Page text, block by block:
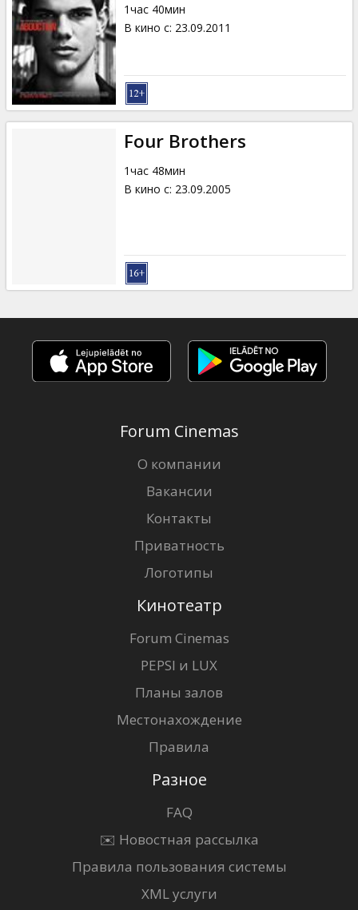
1час 40мин
В кино с: 23.09.2011
Four Brothers
1час 48мин
В кино с: 23.09.2005
Forum Cinemas
О компании
Вакансии
Контакты
Приватность
Логотипы
Кинотеатр
Forum Cinemas
PEPSI и LUX
Планы залов
Местонахождение
Правила
Разное
FAQ
✉️ Новостная рассылка
Правила пользования системы
XML услуги